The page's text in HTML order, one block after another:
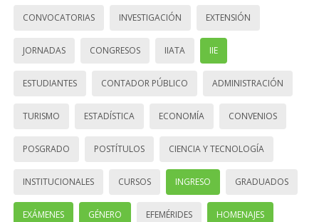
CONVOCATORIAS INVESTIGACIÓN EXTENSIÓN
JORNADAS CONGRESOS IIATA IIE
ESTUDIANTES CONTADOR PÚBLICO ADMINISTRACIÓN
TURISMO ESTADÍSTICA ECONOMÍA CONVENIOS
POSGRADO POSTÍTULOS CIENCIA Y TECNOLOGÍA
INSTITUCIONALES CURSOS INGRESO GRADUADOS
EXÁMENES GÉNERO EFEMÉRIDES HOMENAJES